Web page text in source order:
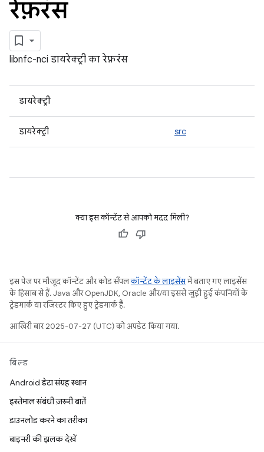
रेफ़रंस
libnfc-nci डायरेक्ट्री का रेफ़रंस
डायरेक्ट्री
डायरेक्ट्री src
क्या इस कॉन्टेंट से आपको मदद मिली?
इस पेज पर मौजूद कॉन्टेंट और कोड सैंपलकॉन्टेंट के लाइसेंसमें बताए गए लाइसेंस
के हिसाब से हैं. Java और OpenJDK, Oracle और/या इससे जुड़ी हुई कंपनियों के
ट्रेडमार्क या रजिस्टर किए हुए ट्रेडमार्क हैं.
आखिरी बार 2025-07-27 (UTC) को अपडेट किया गया.
बिल्ड
Android डेटा संग्रह स्थान
इस्तेमाल संबंधी ज़रूरी बातें
डाउनलोड करने का तरीका
बाइनरी की झलक देखें